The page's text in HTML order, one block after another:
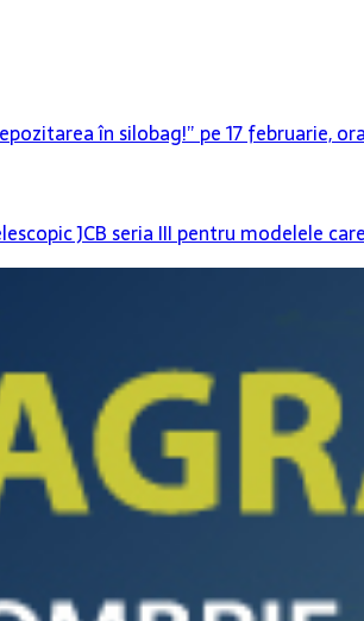
în silobag!” pe 17 februarie,
JCB seria III pentru modelele